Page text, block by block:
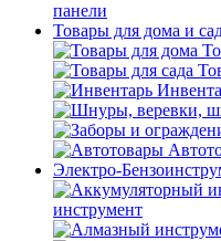
панели
Товары для дома и
Электро-
инструмент